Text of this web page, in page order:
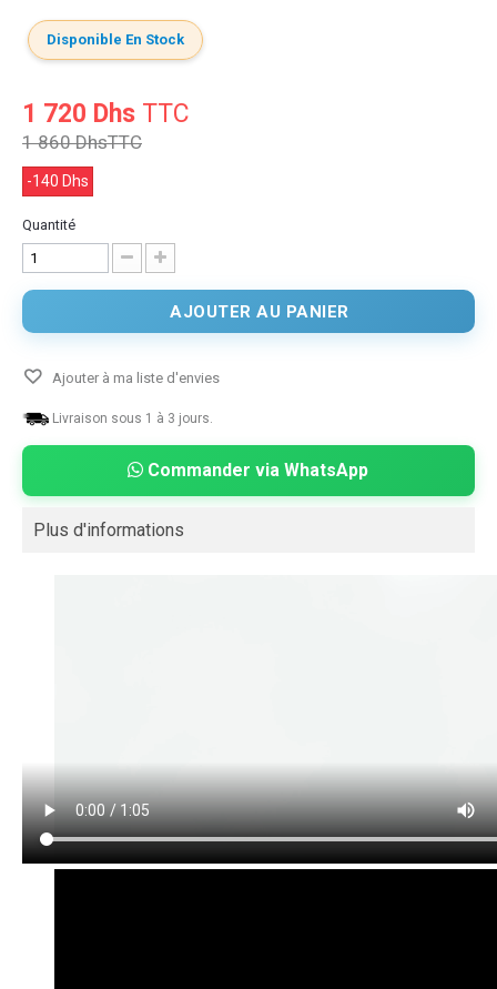
Disponible En Stock
1 720 Dhs TTC
1 860 DhsTTC
-140 Dhs
Quantité
AJOUTER AU PANIER
Ajouter à ma liste d'envies
Livraison sous 1 à 3 jours.
Commander via WhatsApp
Plus d'informations